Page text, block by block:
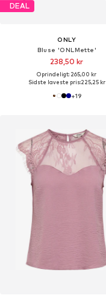
DEAL
ONLY
Bluse 'ONLMette'
238,50 kr
Oprindeligt: 265,00 kr
Sidste laveste pris:225,25 kr
+19